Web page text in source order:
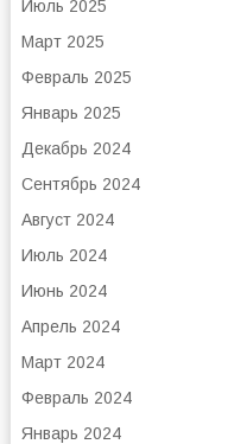
Июль 2025
Март 2025
Февраль 2025
Январь 2025
Декабрь 2024
Сентябрь 2024
Август 2024
Июль 2024
Июнь 2024
Апрель 2024
Март 2024
Февраль 2024
Январь 2024